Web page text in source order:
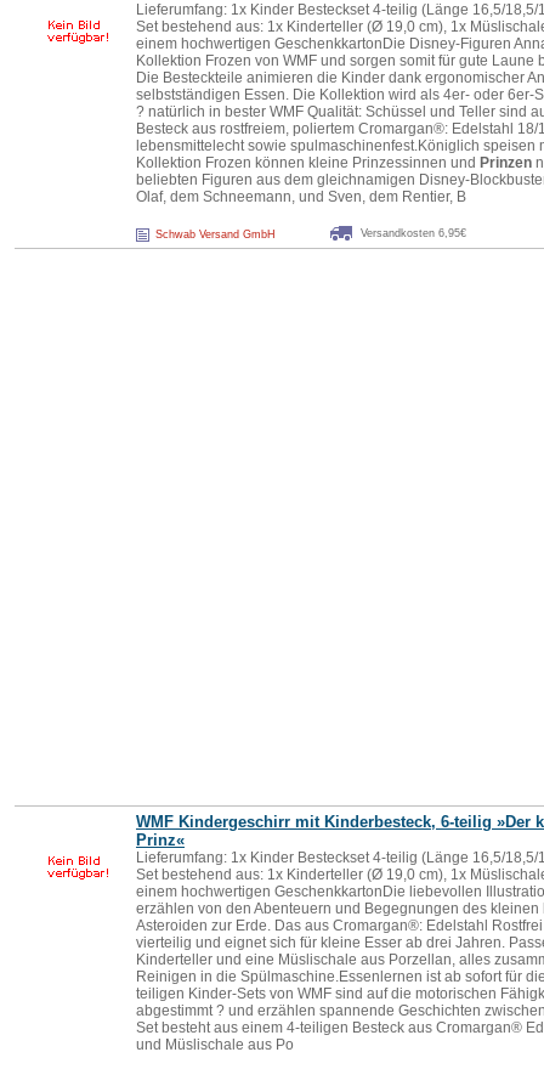
Lieferumfang: 1x Kinder Besteckset 4-teilig (Länge 16,5/
Set bestehend aus: 1x Kinderteller (Ø 19,0 cm), 1x
einem hochwertigen GeschenkkartonDie Disney-Figuren
Kollektion Frozen von WMF und sorgen somit für gute Laune
Die Besteckteile animieren die Kinder dank ergonomischer
selbstständigen Essen. Die Kollektion wird als 4er- oder 6er-
? natürlich in bester WMF Qualität: Schüssel und Teller sind
Besteck aus rostfreiem, poliertem Cromargan®: Edelstahl 18/
lebensmittelecht sowie spulmaschinenfest.Königlich speisen
Kollektion Frozen können kleine Prinzessinnen und Prinzen
beliebten Figuren aus dem gleichnamigen Disney-
Olaf, dem Schneemann, und Sven, dem Rentier, B
Schwab Versand GmbH Versandkosten 6,95€
WMF Kindergeschirr mit Kinderbesteck, 6-teilig »Der
Prinz«
Lieferumfang: 1x Kinder Besteckset 4-teilig (Länge 16,5/
Set bestehend aus: 1x Kinderteller (Ø 19,0 cm), 1x
einem hochwertigen GeschenkkartonDie liebevollen
erzählen von den Abenteuern und Begegnungen des kleinen
Asteroiden zur Erde. Das aus Cromargan®: Edelstahl
vierteilig und eignet sich für kleine Esser ab drei Jahren.
Kinderteller und eine Müslischale aus Porzellan, alles
Reinigen in die Spülmaschine.Essenlernen ist ab sofort für
teiligen Kinder-Sets von WMF sind auf die motorischen
abgestimmt ? und erzählen spannende Geschichten
Set besteht aus einem 4-teiligen Besteck aus Cromargan®
und Müslischale aus Po